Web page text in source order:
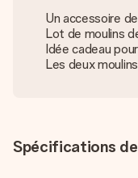
Un accessoire
Lot de moulins
Idée cadeau
Les deux
Spécifications